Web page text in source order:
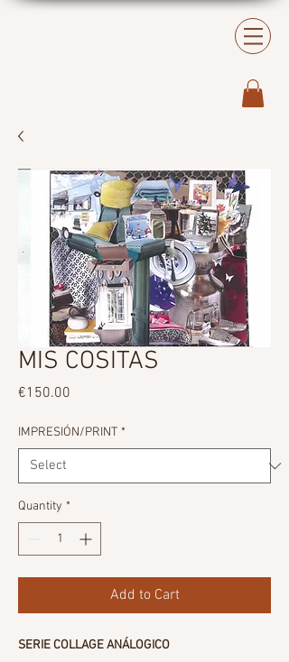
MIS COSITAS
€150.00
IMPRESIÓN/PRINT *
Quantity *
Add to Cart
SERIE COLLAGE ANÁLOGICO